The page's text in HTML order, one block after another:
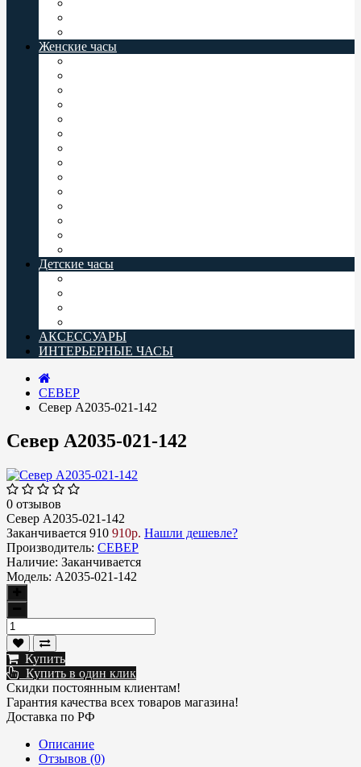
Женские часы
Детские часы
АКСЕССУАРЫ
ИНТЕРЬЕРНЫЕ ЧАСЫ
СЕВЕР
Север A2035-021-142
Север A2035-021-142
0 отзывов
Север A2035-021-142
Заканчивается 910 910р. Нашли дешевле?
Производитель: СЕВЕР
Наличие: Заканчивается
Модель: A2035-021-142
Купить
Купить в один клик
Скидки постоянным клиентам!
Гарантия качества всех товаров магазина!
Доставка по РФ
Описание
Отзывов (0)